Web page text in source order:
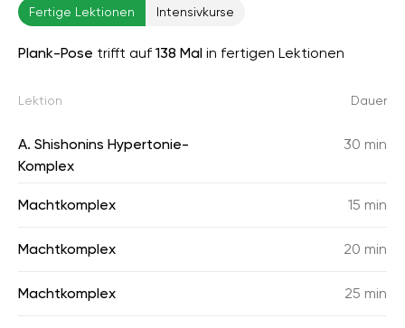
Fertige Lektionen Intensivkurse
Plank-Pose trifft auf 138 Mal in fertigen Lektionen
Lektion Dauer
A. Shishonins Hypertonie-
Komplex
30 min
Machtkomplex 15 min
Machtkomplex 20 min
Machtkomplex 25 min